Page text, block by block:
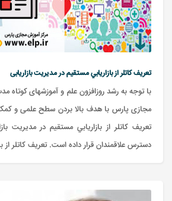
تعريف کاتلر از بازاريابي مستقيم در مدیریت بازاریابی
با توجه به رشد روزافزون علم و آموزشهای کوتاه
مجازی پارس با هدف بالا بردن سطح علمی و کمک
تعريف كاتلر از بازاريابي مستقيم در مدیریت
دسترس علاقمندان قرار داده است. تعريف كاتلر از